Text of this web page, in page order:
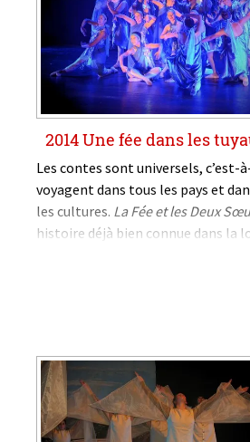
2014 Une fée dans les
Les contes sont universels, c’est-
voyagent dans tous les pays et
les cultures. La Fée et les Deux
histoire déjà bien connue dans la
de Silésie en Pologne ou sur les